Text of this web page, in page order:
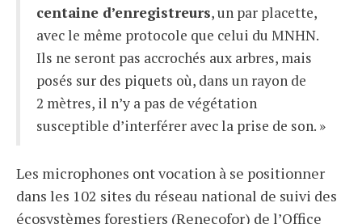
centaine d’enregistreurs, un par placette,
avec le même protocole que celui du MNHN.
Ils ne seront pas accrochés aux arbres, mais
posés sur des piquets où, dans un rayon de
2 mètres, il n’y a pas de végétation
susceptible d’interférer avec la prise de son. »
Les microphones ont vocation à se positionner
dans les 102 sites du réseau national de suivi des
écosystèmes forestiers (Renecofor) de l’Office